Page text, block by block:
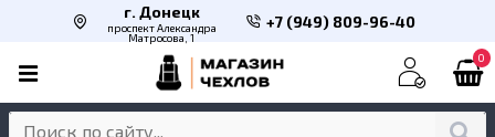
г. Донецк
проспект Александра
Матросова, 1
+7 (949) 809-96-40
0